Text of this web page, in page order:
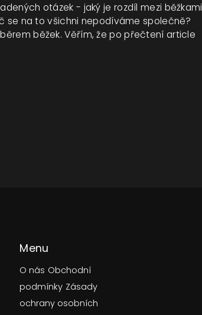
otázek - jaký je rozdíl mezi běžkami
se na to všichni nepodíváme společně?
běžek. Věřím, že po přečtení article
Menu
O nás Obchodní
podmínky Zásady
ochrany osobních